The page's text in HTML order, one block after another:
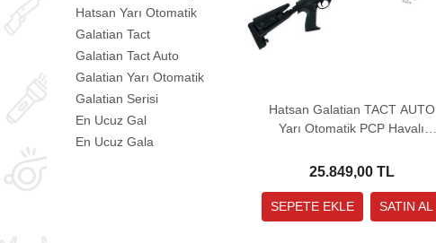
Hatsan Yarı Otomatik
Galatian Tact
Galatian Tact Auto
Galatian Yarı Otomatik
Galatian Serisi
En Ucuz Gal
En Ucuz Gala
Hatsan Galatian TACT AUTO
Yarı Otomatik PCP Havalı
25.849,00 TL